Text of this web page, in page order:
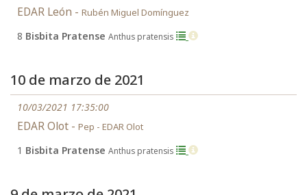
EDAR León - Rubén Miguel Domínguez
8 Bisbita Pratense Anthus pratensis
10 de marzo de 2021
10/03/2021 17:35:00
EDAR Olot - Pep - EDAR Olot
1 Bisbita Pratense Anthus pratensis